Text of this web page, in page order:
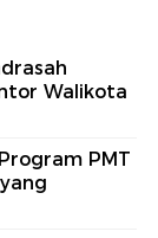
Walikota
PMT